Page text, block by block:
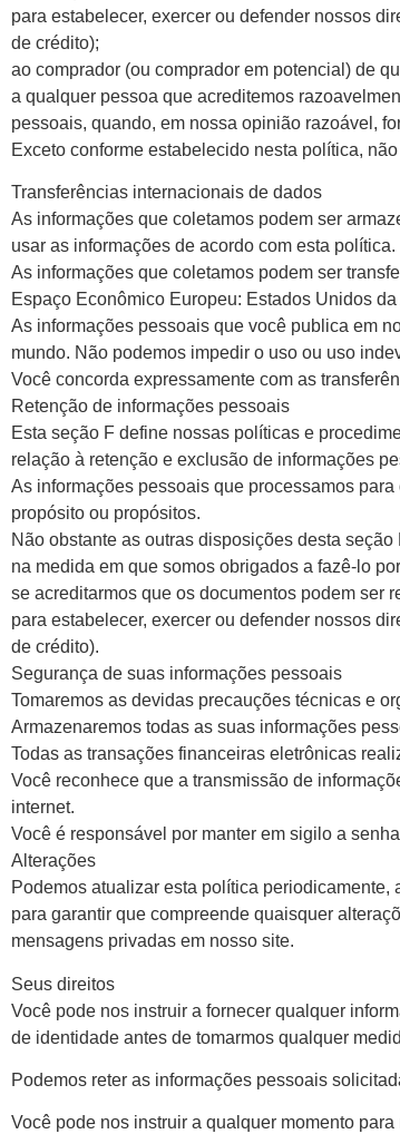
para estabelecer, exercer ou defender nossos
de crédito);
ao comprador (ou comprador em potencial) de
a qualquer pessoa que acreditemos
pessoais, quando, em nossa opinião razoável,
Exceto conforme estabelecido nesta política,
Transferências internacionais de dados
As informações que coletamos podem ser
usar as informações de acordo com esta política.
As informações que coletamos podem ser
Espaço Econômico Europeu: Estados Unidos
As informações pessoais que você publica em
mundo. Não podemos impedir o uso ou uso
Você concorda expressamente com as
Retenção de informações pessoais
Esta seção F define nossas políticas e
relação à retenção e exclusão de informações
As informações pessoais que processamos
propósito ou propósitos.
Não obstante as outras disposições desta
na medida em que somos obrigados a fazê-lo
se acreditarmos que os documentos podem ser
para estabelecer, exercer ou defender nossos
de crédito).
Segurança de suas informações pessoais
Tomaremos as devidas precauções técnicas e
Armazenaremos todas as suas informações
Todas as transações financeiras eletrônicas
Você reconhece que a transmissão de
internet.
Você é responsável por manter em sigilo a
Alterações
Podemos atualizar esta política
para garantir que compreende quaisquer
mensagens privadas em nosso site.
Seus direitos
Você pode nos instruir a fornecer qualquer
de identidade antes de tomarmos qualquer
Podemos reter as informações pessoais
Você pode nos instruir a qualquer momento